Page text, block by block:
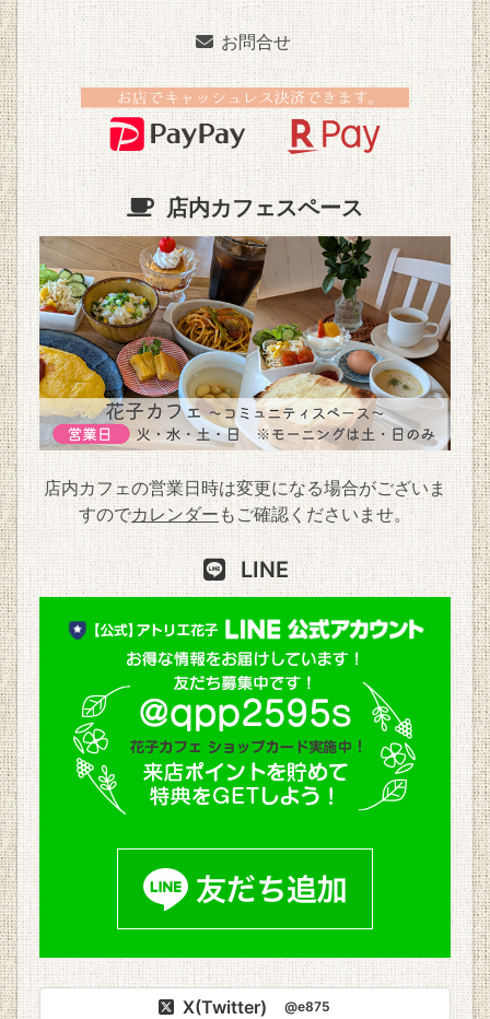
お問合せ
店内カフェスペース
店内カフェの営業日時は変更になる場合がございま
すのでカレンダー もご確認くださいませ。
LINE
X(Twitter) @e875